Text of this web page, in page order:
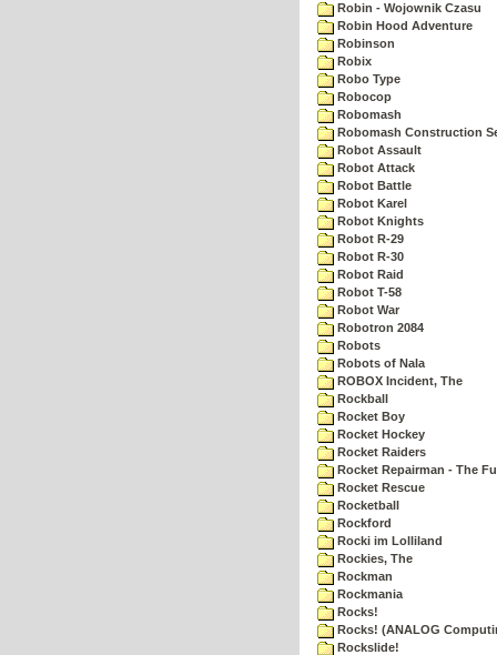
Robin - Wojownik Czasu
Robin Hood Adventure
Robinson
Robix
Robo Type
Robocop
Robomash
Robomash Construction
Robot Assault
Robot Attack
Robot Battle
Robot Karel
Robot Knights
Robot R-29
Robot R-30
Robot Raid
Robot T-58
Robot War
Robotron 2084
Robots
Robots of Nala
ROBOX Incident, The
Rockball
Rocket Boy
Rocket Hockey
Rocket Raiders
Rocket Repairman - The
Rocket Rescue
Rocketball
Rockford
Rocki im Lolliland
Rockies, The
Rockman
Rockmania
Rocks!
Rocks! (ANALOG
Rockslide!